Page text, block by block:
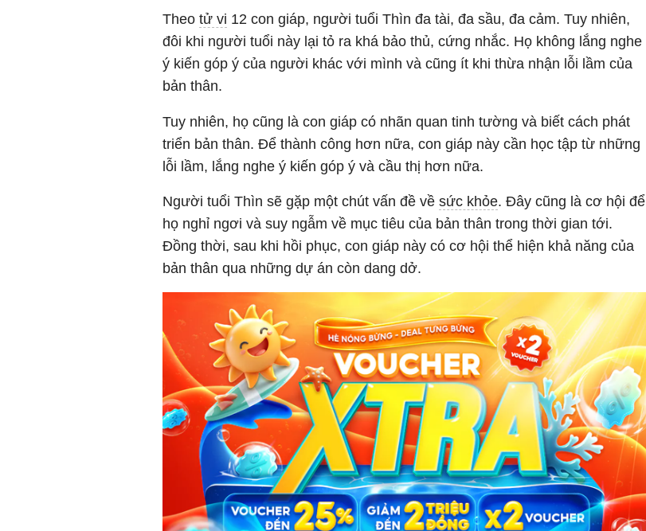
Theo tử vi 12 con giáp, người tuổi Thìn đa tài, đa sầu, đa cảm. Tuy nhiên,
đôi khi người tuổi này lại tỏ ra khá bảo thủ, cứng nhắc. Họ không lắng nghe
ý kiến góp ý của người khác với mình và cũng ít khi thừa nhận lỗi lầm của
bản thân.
Tuy nhiên, họ cũng là con giáp có nhãn quan tinh tường và biết cách phát
triển bản thân. Để thành công hơn nữa, con giáp này cần học tập từ những
lỗi lầm, lắng nghe ý kiến góp ý và cầu thị hơn nữa.
Người tuổi Thìn sẽ gặp một chút vấn đề về sức khỏe. Đây cũng là cơ hội để
họ nghỉ ngơi và suy ngẫm về mục tiêu của bản thân trong thời gian tới.
Đồng thời, sau khi hồi phục, con giáp này có cơ hội thể hiện khả năng của
bản thân qua những dự án còn dang dở.